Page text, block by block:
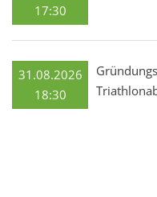
17:30
31.08.2026
18:30